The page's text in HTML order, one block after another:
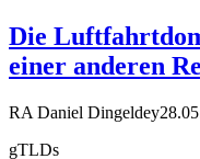
Die
einer anderen
RA Daniel Dingeldey
gTLDs